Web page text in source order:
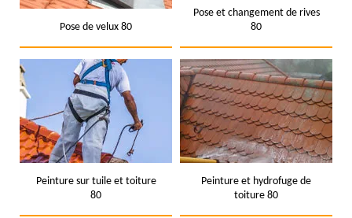
Pose de velux 80
Pose et changement de rives
80
Peinture sur tuile et toiture
80
Peinture et hydrofuge de
toiture 80